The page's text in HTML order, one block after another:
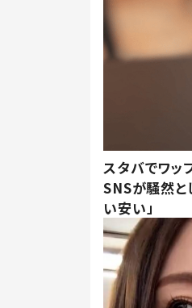
スタバでワッ
SNSが騒然と
い安い」